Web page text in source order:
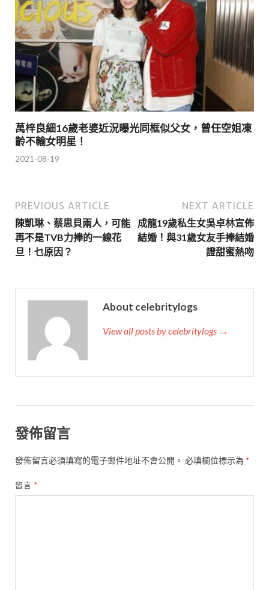
萬梓良細16歲老婆近況曝光同框似父女，曾任空姐凍
齡不輸女明星！
2021-08-19
PREVIOUS ARTICLE
陳凱琳、蔡思貝兩人，可能
再不是TVB力捧的一線花
旦！乜原因？
NEXT ARTICLE
成龍19歲私生女吳卓林宣佈
結婚！與31歲女友手捧結婚
證甜蜜熱吻
About celebritylogs
View all posts by celebritylogs →
發佈留言
發佈留言必須填寫的電子郵件地址不會公開。 必填欄位標示為 *
留言*